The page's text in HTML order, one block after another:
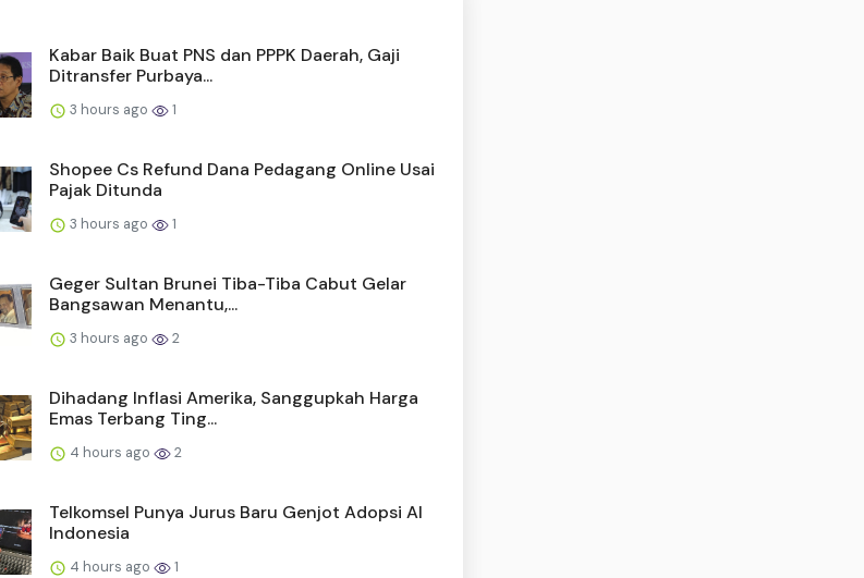
Kabar Baik Buat PNS dan PPPK Daerah, Gaji
Ditransfer Purbaya...
3 hours ago 1
Shopee Cs Refund Dana Pedagang Online Usai
Pajak Ditunda
3 hours ago 1
Geger Sultan Brunei Tiba-Tiba Cabut Gelar
Bangsawan Menantu,...
3 hours ago 2
Dihadang Inflasi Amerika, Sanggupkah Harga
Emas Terbang Ting...
4 hours ago 2
Telkomsel Punya Jurus Baru Genjot Adopsi AI
Indonesia
4 hours ago 1